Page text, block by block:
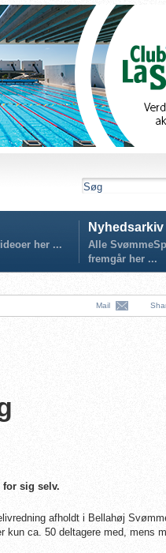
her ...
Nyhedsarkiv
Alle
fremgår her ...
Mail
for sig selv.
afholdt i Bellahøj
ca. 50 deltagere med, mens